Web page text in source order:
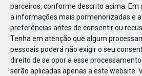
parceiros, conforme descrito acima. Em
a informações mais pormenorizadas e
preferências antes de consentir ou
Tenha em atenção que algum
pessoais poderá não exigir o seu
direito de se opor a esse
serão aplicadas apenas a este website.